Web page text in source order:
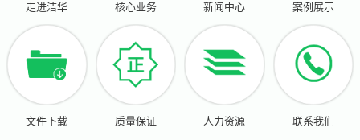
走进洁华 核心业务 新闻中心 案例展示
文件下载 质量保证 人力资源 联系我们